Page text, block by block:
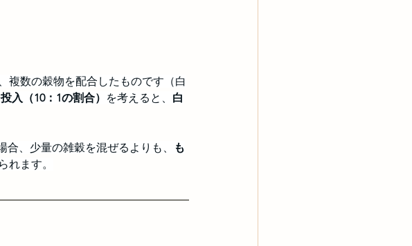
、複数の穀物を配合したものです（白
入（10：1の割合） を考えると、 白
、少量の雑穀を混ぜるよりも、
も
れます。